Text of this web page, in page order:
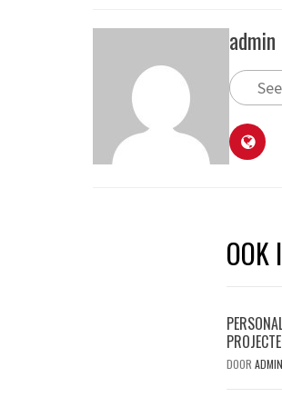
admin
OOK
DOOR ADMIN